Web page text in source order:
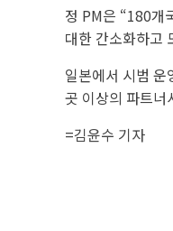
정 PM은 “180개
대한 간소화하고
일본에서 시범
곳 이상의 파트너
=김윤수 기자